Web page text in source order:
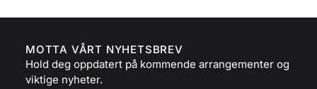
MOTTA VÅRT NYHETSBREV
Hold deg oppdatert på kommende arrangementer og
viktige nyheter.